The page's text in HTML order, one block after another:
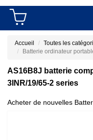
Accueil Toutes les
Batterie ordinateur
AS16B8J batterie
3INR/19/65-2 series
Acheter de nouvelles